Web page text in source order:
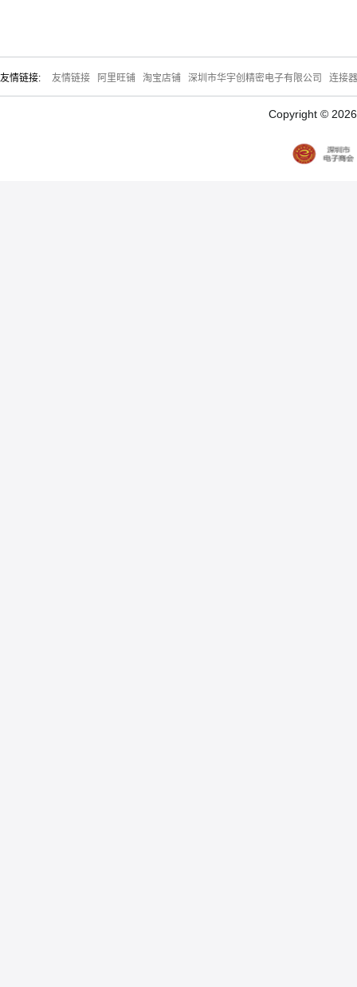
友情链接: 友情链接 阿里旺铺 淘宝店铺 深圳市华宇创精密电子有限公司 连接
Copyright ©